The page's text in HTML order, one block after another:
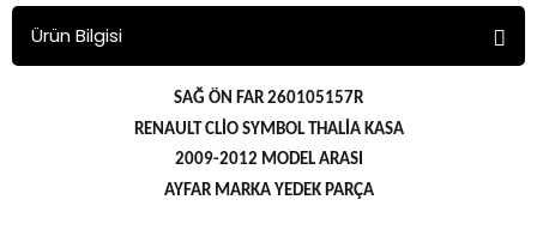
Ürün Bilgisi
SAĞ ÖN FAR 260105157R
RENAULT CLİO SYMBOL THALİA KASA
2009-2012 MODEL ARASI
AYFAR MARKA YEDEK PARÇA